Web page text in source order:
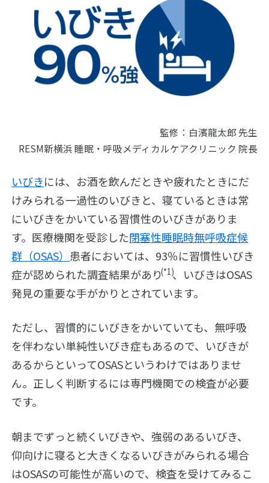
睡眠時
無呼吸
症候群
（SAS）
て
基
礎
知
概
要
主
症
状
因
と
メ
カ
い
き
に
つ
い
い
び
き
の
基
礎
カ
ニ
ズ
ム
睡
眠
に
つ
い
て
眠
を
学
ぶ
特
イベ
ント
特
監修：白濱龍太郎 先生
RESM新横浜 睡眠・呼吸メディカルケアクリニック 院長
いびきには、お酒を飲んだときや疲れたときにだ
けみられる一過性のいびきと、寝ているときは常
にいびきをかいている習慣性のいびきがありま
す。医療機関を受診した閉塞性睡眠時無呼吸症候
群（OSAS） 患者においては、93％に習慣性いびき
症が認められた調査結果があり(*1)、いびきはOSAS
発見の重要な手がかりとされています。
ただし、習慣的にいびきをかいていても、無呼吸
を伴わない単純性いびき症もあるので、いびきが
あるからといってOSASというわけではありませ
ん。正しく判断するには専門機関での検査が必要
です。
朝までずっと続くいびきや、強弱のあるいびき、
仰向けに寝ると大きくなるいびきがみられる場合
はOSASの可能性が高いので、検査を受けてみるこ